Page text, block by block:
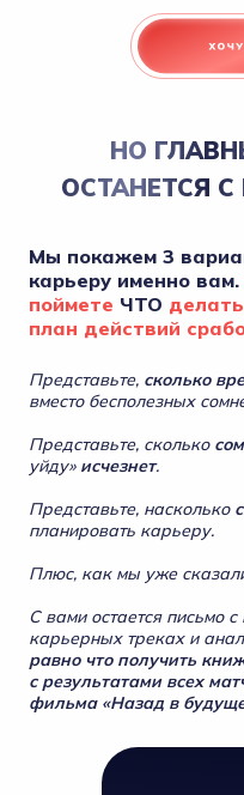
Представьте, сколько
вместо бесполезных
Представьте, сколько
уйду» исчезнет.
Представьте, насколько
планировать карьеру.
Плюс, как мы уже
С вами остается письмо
карьерных треках и
равно что получить
с результатами всех
фильма «Назад в
Мы покажем 3
карьеру именно вам.
поймете ЧТО
план действий
НО
ОСТАНЕТСЯ